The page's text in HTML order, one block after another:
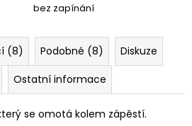
bez zapínání
(8) Podobné (8)
Diskuze
Ostatní informace
se omotá kolem zápěstí.